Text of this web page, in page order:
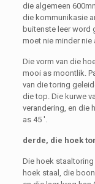
die algemeen
die kommunikasie
buitenste leer word
moet nie minder nie
Die vorm van die
mooi as moontlik.
van die toring
die top. Die kurwe
verandering, en die
as 45 '.
derde, die hoek
Die hoek
hoek staal, die